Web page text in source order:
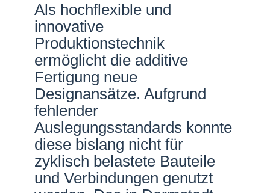
Als hochflexible und
innovative
Produktionstechnik
ermöglicht die additive
Fertigung neue
Designansätze. Aufgrund
fehlender
Auslegungsstandards konnte
diese bislang nicht für
zyklisch belastete Bauteile
und Verbindungen genutzt